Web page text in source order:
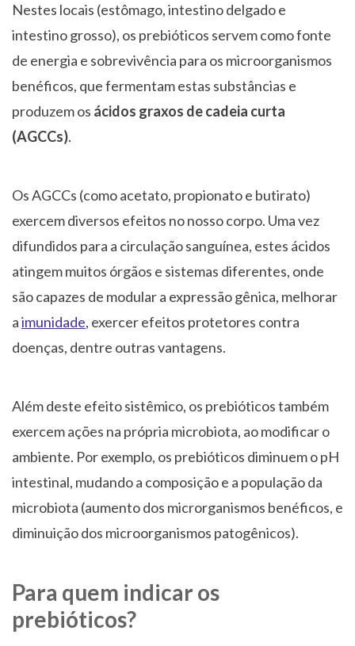
Nestes locais (estômago, intestino delgado e
intestino grosso), os prebióticos servem como fonte
de energia e sobrevivência para os microorganismos
benéficos, que fermentam estas substâncias e
produzem os ácidos graxos de cadeia curta
(AGCCs).
Os AGCCs (como acetato, propionato e butirato)
exercem diversos efeitos no nosso corpo. Uma vez
difundidos para a circulação sanguínea, estes ácidos
atingem muitos órgãos e sistemas diferentes, onde
são capazes de modular a expressão gênica, melhorar
aimunidade, exercer efeitos protetores contra
doenças, dentre outras vantagens.
Além deste efeito sistêmico, os prebióticos também
exercem ações na própria microbiota, ao modificar o
ambiente. Por exemplo, os prebióticos diminuem o pH
intestinal, mudando a composição e a população da
microbiota (aumento dos microrganismos benéficos, e
diminuição dos microorganismos patogênicos).
Para quem indicar os
prebióticos?